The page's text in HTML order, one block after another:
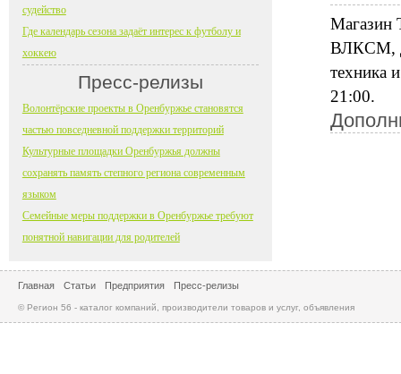
Магазин
ВЛКСМ,
техника
21:00.
судейство
Где календарь сезона задаёт интерес к футболу и
хоккею
Пресс-релизы
Волонтёрские проекты в Оренбуржье становятся
частью повседневной поддержки территорий
Культурные площадки Оренбуржья должны
сохранять память степного региона современным
языком
Семейные меры поддержки в Оренбуржье требуют
понятной навигации для родителей
Главная Статьи Предприятия Пресс-релизы
© Регион 56 - каталог компаний, производители товаров и услуг, объявления